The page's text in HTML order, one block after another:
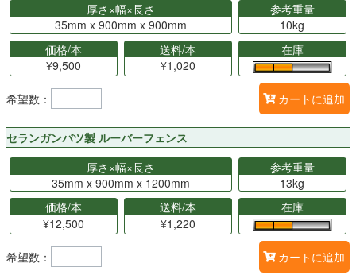
厚さ×幅×長さ
35mm x 900mm x 900mm
参考重量
10kg
価格/本
¥9,500
送料/本
¥1,020
在庫
希望数： カートに追加
セランガンバツ製 ルーバーフェンス
厚さ×幅×長さ
35mm x 900mm x 1200mm
参考重量
13kg
価格/本
¥12,500
送料/本
¥1,220
在庫
希望数： カートに追加